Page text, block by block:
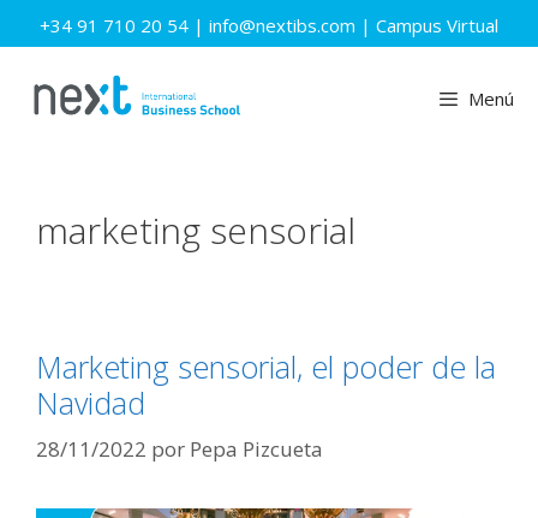
Saltar
al
+34 91 710 20 54 | info@nextibs.com | Campus Virtual
Menú
marketing sensorial
Marketing sensorial, el poder de la
Navidad
28/11/2022 por Pepa Pizcueta